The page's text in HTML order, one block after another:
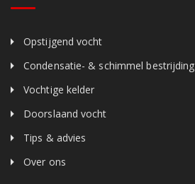
Opstijgend vocht
Condensatie- & schimmel bestrijding
Vochtige kelder
Doorslaand vocht
Tips & advies
Over ons